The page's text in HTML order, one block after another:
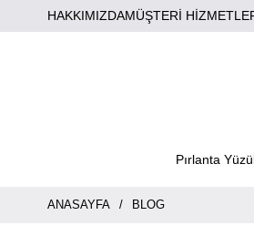
HAKKIMIZDAMÜŞTERİ
Pırlanta
ANASAYFA BLOG